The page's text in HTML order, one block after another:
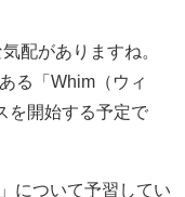
配がありますね。
る「Whim（ウィ
を開始する予定で
について予習してい